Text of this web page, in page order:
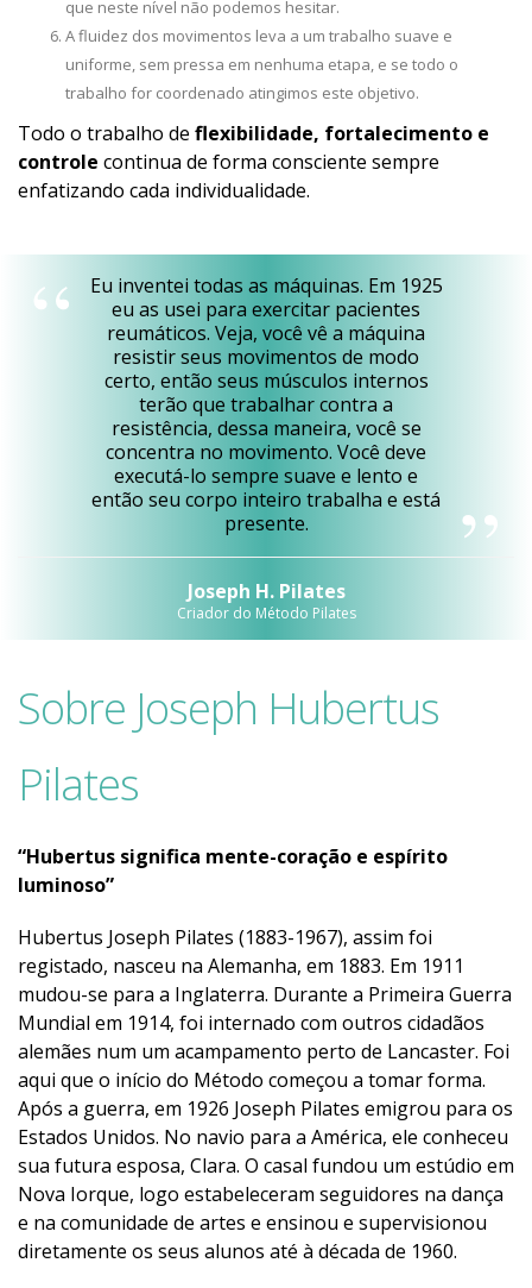
que neste nível não podemos hesitar.
A fluidez dos movimentos leva a um trabalho suave e
uniforme, sem pressa em nenhuma etapa, e se todo o
trabalho for coordenado atingimos este objetivo.
Todo o trabalho de flexibilidade, fortalecimento e
controle continua de forma consciente sempre
enfatizando cada individualidade.
Eu inventei todas as máquinas. Em 1925
eu as usei para exercitar pacientes
reumáticos. Veja, você vê a máquina
resistir seus movimentos de modo
certo, então seus músculos internos
terão que trabalhar contra a
resistência, dessa maneira, você se
concentra no movimento. Você deve
executá-lo sempre suave e lento e
então seu corpo inteiro trabalha e está
presente.
Joseph H. Pilates
Criador do Método Pilates
Sobre Joseph Hubertus
Pilates
“Hubertus significa mente-coração e espírito
luminoso”
Hubertus Joseph Pilates (1883-1967), assim foi
registado, nasceu na Alemanha, em 1883. Em 1911
mudou-se para a Inglaterra. Durante a Primeira Guerra
Mundial em 1914, foi internado com outros cidadãos
alemães num um acampamento perto de Lancaster. Foi
aqui que o início do Método começou a tomar forma.
Após a guerra, em 1926 Joseph Pilates emigrou para os
Estados Unidos. No navio para a América, ele conheceu
sua futura esposa, Clara. O casal fundou um estúdio em
Nova Iorque, logo estabeleceram seguidores na dança
e na comunidade de artes e ensinou e supervisionou
diretamente os seus alunos até à década de 1960.